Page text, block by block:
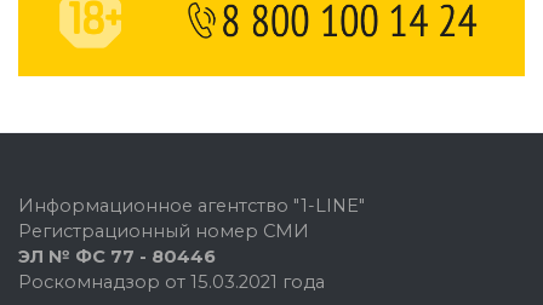
Информационное агентство "1-LINE"
Регистрационный номер СМИ
ЭЛ № ФС 77 - 80446
Роскомнадзор от 15.03.2021 года